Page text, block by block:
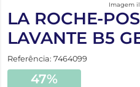
Imagem
LA ROCHE-
LAVANTE B5
Referência: 7464099
47%